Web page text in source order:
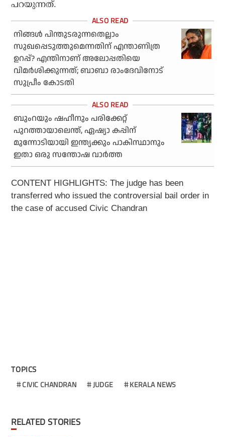
പറയുന്നത്.
നിങ്ങള്‍ പിന്തുടരുന്നതെല്ലാം
സുഖപ്പെടുത്തുമെന്നതിന് എന്താണിത്ര
ഉറപ്പ്? എന്തിനാണ് അലോപ്പതിയെ
വിമര്‍ശിക്കുന്നത്; ബാബാ രാംദേവിനോട്
സുപ്രീം കോടതി
ബുംറയും ഷഹീനും പരിക്കേറ്റ്
പുറത്തായാലെന്ത്, ഏഷ്യാ കപ്പിന്
മുന്നോടിയായി ഇന്ത്യക്കും പാകിസ്ഥാനും
ഇതാ ഒരു സന്തോഷ വാര്‍ത്ത
CONTENT HIGHLIGHTS: The judge has been
transferred who issued the controversial bail order in
the case of accused Civic Chandran
TOPICS
CIVIC CHANDRAN JUDGE KERALA NEWS
RELATED STORIES